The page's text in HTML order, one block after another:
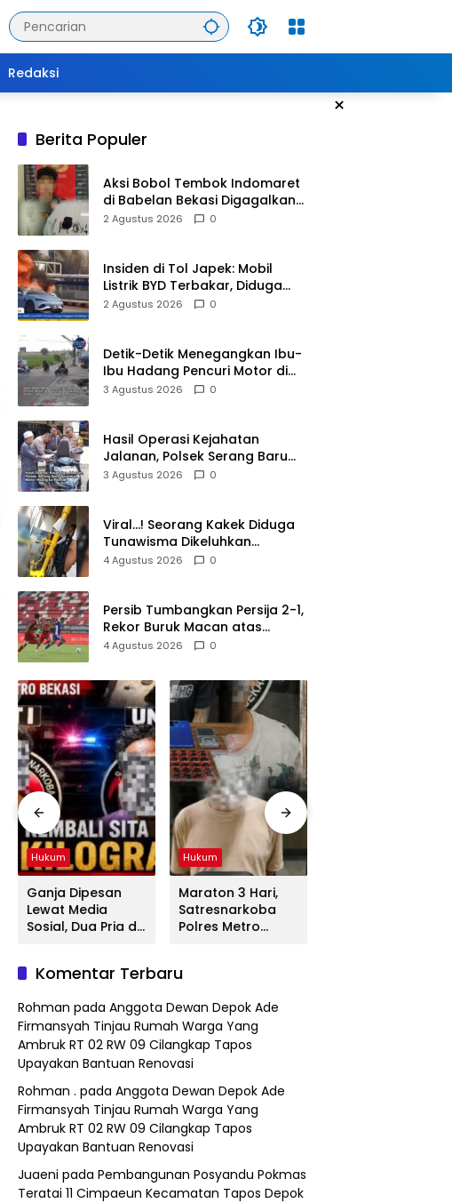
Redaksi
×
Berita Populer
Aksi Bobol Tembok Indomaret
di Babelan Bekasi Digagalkan
Satpam dan Warga, Dua
2 Agustus 2026 0
Insiden di Tol Japek: Mobil
Listrik BYD Terbakar, Diduga
Gangguan Korsleting Listrik
2 Agustus 2026 0
Detik-Detik Menegangkan Ibu-
Ibu Hadang Pencuri Motor di
Purwasari Karawang, Pelaku
3 Agustus 2026 0
Hasil Operasi Kejahatan
Jalanan, Polsek Serang Baru
Serahkan Motor Hilang ke
3 Agustus 2026 0
Viral…! Seorang Kakek Diduga
Tunawisma Dikeluhkan
Penumpang dan Turun dari
4 Agustus 2026 0
Persib Tumbangkan Persija 2-1,
Rekor Buruk Macan atas
Maung Berlanjut
4 Agustus 2026 0
Hukum
Ganja Dipesan
Lewat Media
Sosial, Dua Pria di
Satresnarkoba
Bekasi
Hukum
Maraton 3 Hari,
Satresnarkoba
Polres Metro
Ganja, dan
Komentar Terbaru
Rohman pada Anggota Dewan Depok Ade
Firmansyah Tinjau Rumah Warga Yang
Ambruk RT 02 RW 09 Cilangkap Tapos
Upayakan Bantuan Renovasi
Rohman . pada Anggota Dewan Depok Ade
Firmansyah Tinjau Rumah Warga Yang
Ambruk RT 02 RW 09 Cilangkap Tapos
Upayakan Bantuan Renovasi
Juaeni pada Pembangunan Posyandu Pokmas
Teratai 11 Cimpaeun Kecamatan Tapos Depok